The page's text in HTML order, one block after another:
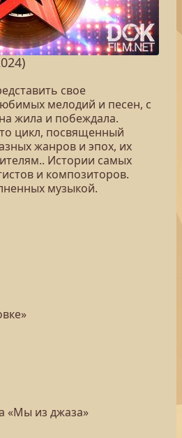
свое
мелодий и песен, с
жила и побеждала.
цикл, посвященный
жанров и эпох, их
Истории самых
и композиторов.
музыкой.
«Мы из джаза»